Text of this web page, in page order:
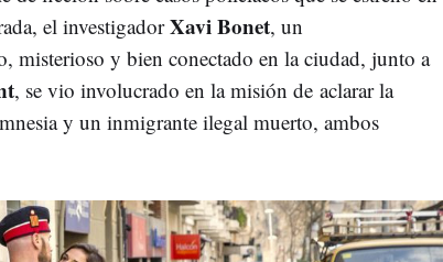
el investigadorXavi Bonet, un
misterioso y bien conectado en la ciudad, junto a
, se vio involucrado en la misión de aclarar la
y un inmigrante ilegal muerto, ambos